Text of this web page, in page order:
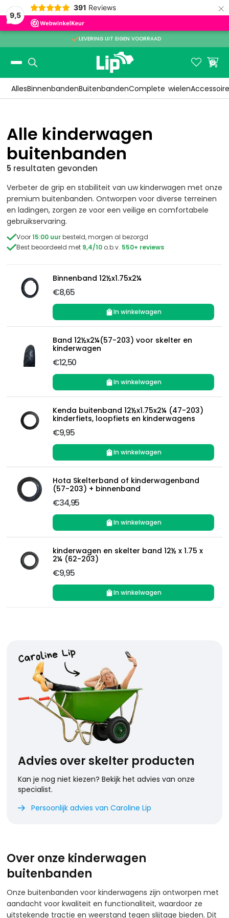
9,5
391 Reviews ×
LEVERING UIT EIGEN VOORRAAD
Slide 2 of 3.
 
0
AllesBinnenbandenBuitenbandenComplete wielen
Alle kinderwagen
buitenbanden
5 resultaten gevonden
Verbeter de grip en stabiliteit van uw kinderwagen met onze
premium buitenbanden. Ontworpen voor diverse terreinen
en ladingen, zorgen ze voor een veilige en comfortabele
gebruikservaring.
Voor15:00 uurbesteld, morgen al bezorgd
Best beoordeeld met 9,4/10 o.b.v. 550+ reviews
Binnenband 12½x1.75x2¼
€8,65
In winkelwagen
Band 12½x2¼(57-203) voor skelter en
kinderwagen
€12,50
In winkelwagen
Kenda buitenband 12½x1.75x2¼ (47-203)
kinderfiets, loopfiets en kinderwagens
€9,95
In winkelwagen
Hota Skelterband of kinderwagenband
(57-203) + binnenband
€34,95
In winkelwagen
kinderwagen en skelter band 12½ x 1.75 x
2¼ (62-203)
€9,95
In winkelwagen
Advies over skelter producten
Kan je nog niet kiezen? Bekijk het advies van onze
specialist.
 Persoonlijk advies van Caroline Lip
Over onze kinderwagen
buitenbanden
Onze buitenbanden voor kinderwagens zijn ontworpen met
aandacht voor kwaliteit en functionaliteit, waardoor ze
uitstekende tractie en weerstand tegen slijtage bieden. Dit